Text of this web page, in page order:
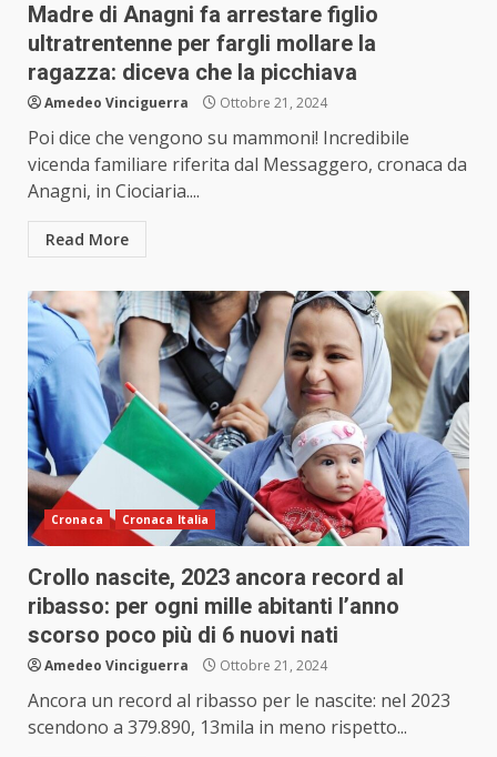
Madre di Anagni fa arrestare figlio
ultratrentenne per fargli mollare la
ragazza: diceva che la picchiava
Amedeo Vinciguerra Ottobre 21, 2024
Poi dice che vengono su mammoni! Incredibile
vicenda familiare riferita dal Messaggero, cronaca da
Anagni, in Ciociaria....
Read More
Cronaca Cronaca Italia
Crollo nascite, 2023 ancora record al
ribasso: per ogni mille abitanti l’anno
scorso poco più di 6 nuovi nati
Amedeo Vinciguerra Ottobre 21, 2024
Ancora un record al ribasso per le nascite: nel 2023
scendono a 379.890, 13mila in meno rispetto...